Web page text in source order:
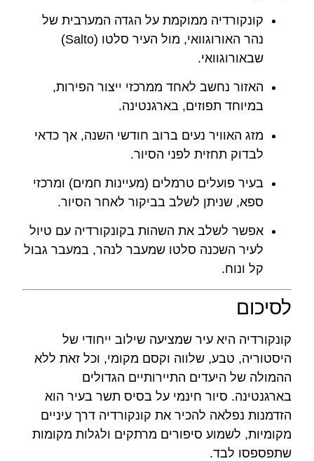
קונקורדיה ממוקמת על הגדה המערבית של
נהר האורוגוואי, מול העיר סלטו (Salto)
שבאורוגוואי.
האזור נחשב לאחד ממרכזי ייצור הפירות,
במיוחד תפוזים, בארגנטינה.
מזג האוויר נעים ברוב חודשי השנה, אך כדאי
לבדוק תחזית לפני הסיור.
בעיר פועלים טרמלים (מעיינות חמים) ומרכזי
ספא, שניתן לשלב בביקור לאחר הסיור.
אפשר לשלב את השהות בקונקורדיה עם טיול
לעיר השכנה סלטו שמעבר לנהר, במעבר גבול
קל ונוח.
לסיכום
קונקורדיה היא עיר שמציעה שילוב ייחודי של
היסטוריה, טבע, שלווה וקסם מקומי, וכל זאת ללא
ההמולה של היעדים התיירותיים הגדולים
בארגנטינה. סיור חינמי על בסיס תשר בעיר הוא
הזדמנות נפלאה להכיר את קונקורדיה דרך עיניים
מקומיות, לשמוע סיפורים מרתקים ולגלות מקומות
שתפספסו לבד.